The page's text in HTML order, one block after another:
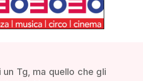
Tg, ma quello che gli